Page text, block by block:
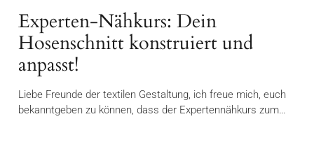
Experten-Nähkurs: Dein
Hosenschnitt konstruiert und
anpasst!
Liebe Freunde der textilen Gestaltung, ich freue mich, euch
bekanntgeben zu können, dass der Expertennähkurs zum…